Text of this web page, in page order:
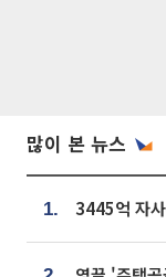
많이 본 뉴스
1.